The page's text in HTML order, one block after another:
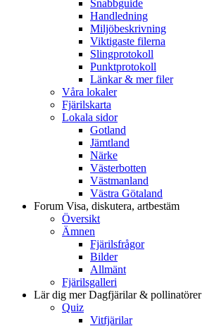
Snabbguide
Handledning
Miljöbeskrivning
Viktigaste filerna
Slingprotokoll
Punktprotokoll
Länkar & mer filer
Våra lokaler
Fjärilskarta
Lokala sidor
Gotland
Jämtland
Närke
Västerbotten
Västmanland
Västra Götaland
Forum Visa, diskutera, artbestäm
Översikt
Ämnen
Fjärilsfrågor
Bilder
Allmänt
Fjärilsgalleri
Lär dig merDagfjärilar & pollinatörer
Quiz
Vitfjärilar